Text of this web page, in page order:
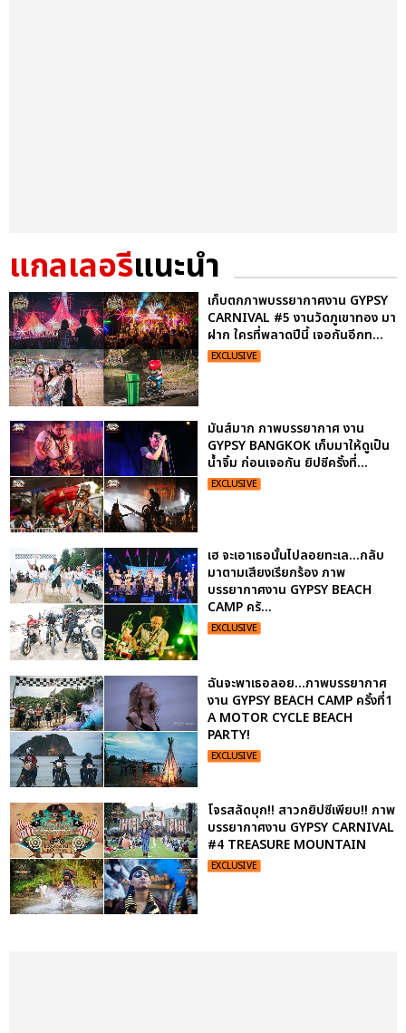
แกลเลอรีแนะนำ
เก็บตกภาพบรรยากาศงาน GYPSY
CARNIVAL #5 งานวัดภูเขาทอง มา
ฝาก ใครที่พลาดปีนี้ เจอกันอีกท...
EXCLUSIVE
มันส์มาก ภาพบรรยากาศ งาน
GYPSY BANGKOK เก็บมาให้ดูเป็น
น้ำจิ้ม ก่อนเจอกัน ยิปซีครั้งที่...
EXCLUSIVE
เฮ จะเอาเธอนั้นไปลอยทะเล...กลับ
มาตามเสียงเรียกร้อง ภาพ
บรรยากาศงาน GYPSY BEACH
CAMP ครั...
EXCLUSIVE
ฉันจะพาเธอลอย...ภาพบรรยากาศ
งาน GYPSY BEACH CAMP ครั้งที่1
A MOTOR CYCLE BEACH
PARTY!
EXCLUSIVE
โจรสลัดบุก!! สาวกยิปซีเพียบ!! ภาพ
บรรยากาศงาน GYPSY CARNIVAL
#4 TREASURE MOUNTAIN
EXCLUSIVE